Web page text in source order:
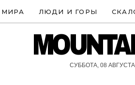
ЛЮДИ И ГОРЫ
СУББОТА, 08